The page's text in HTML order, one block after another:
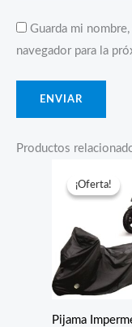
Guarda mi
navegador para la
Productos
¡Oferta!
¡Oferta!
Pijama